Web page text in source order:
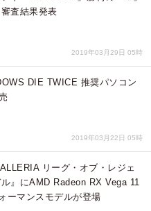
査結果発表
2019年03月29日 05時
DIE TWICE 推奨パソコン
2019年03月22日 05時
リーグ・オブ・レジェ
』にAMD Radeon RX Vega 11
ーマンスモデルが登場